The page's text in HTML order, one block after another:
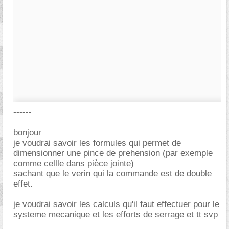
------
bonjour
je voudrai savoir les formules qui permet de
dimensionner une pince de prehension (par exemple
comme cellle dans pièce jointe)
sachant que le verin qui la commande est de double
effet.
je voudrai savoir les calculs qu'il faut effectuer pour le
systeme mecanique et les efforts de serrage et tt svp